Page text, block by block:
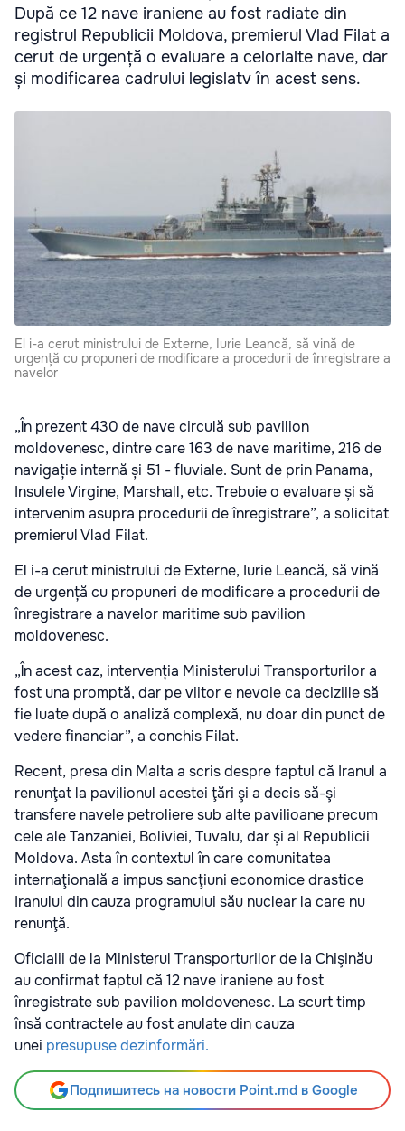
După ce 12 nave iraniene au fost radiate din
registrul Republicii Moldova, premierul Vlad Filat a
cerut de urgență o evaluare a celorlalte nave, dar
și modificarea cadrului legislatv în acest sens.
El i-a cerut ministrului de Externe, Iurie Leancă, să vină de
urgență cu propuneri de modificare a procedurii de înregistrare a
navelor
„În prezent 430 de nave circulă sub pavilion
moldovenesc, dintre care 163 de nave maritime, 216 de
navigație internă și 51 - fluviale. Sunt de prin Panama,
Insulele Virgine, Marshall, etc. Trebuie o evaluare și să
intervenim asupra procedurii de înregistrare”, a solicitat
premierul Vlad Filat.
El i-a cerut ministrului de Externe, Iurie Leancă, să vină
de urgență cu propuneri de modificare a procedurii de
înregistrare a navelor maritime sub pavilion
moldovenesc.
„În acest caz, intervenția Ministerului Transporturilor a
fost una promptă, dar pe viitor e nevoie ca deciziile să
fie luate după o analiză complexă, nu doar din punct de
vedere financiar”, a conchis Filat.
Recent, presa din Malta a scris despre faptul că Iranul a
renunţat la pavilionul acestei ţări şi a decis să-şi
transfere navele petroliere sub alte pavilioane precum
cele ale Tanzaniei, Boliviei, Tuvalu, dar şi al Republicii
Moldova. Asta în contextul în care comunitatea
internaţională a impus sancţiuni economice drastice
Iranului din cauza programului său nuclear la care nu
renunţă.
Oficialii de la Ministerul Transporturilor de la Chişinău
au confirmat faptul că 12 nave iraniene au fost
înregistrate sub pavilion moldovenesc. La scurt timp
însă contractele au fost anulate din cauza
unei presupuse dezinformări.
Подпишитесь на новости Point.md в Google